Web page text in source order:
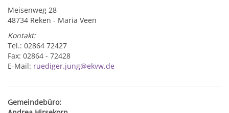
Meisenweg 28
48734 Reken - Maria Veen
Kontakt:
Tel.: 02864 72427
Fax: 02864 - 72428
E-Mail: ruediger.jung@ekvw.de
Gemeindebüro: